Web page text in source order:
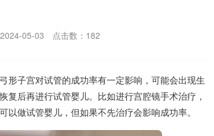
05-03 点击数： 182
形子宫对试管的成功率有一定影响，可能会出现生
后再进行试管婴儿。比如进行宫腔镜手术治疗，
做试管婴儿，但如果不先治疗会影响成功率。